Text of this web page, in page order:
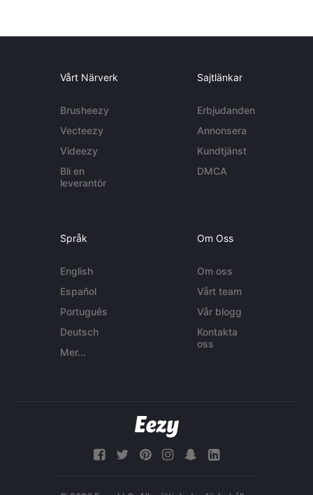
Vårt Närverk
Brusheezy
Vecteezy
Videezy
Bli en
leverantör
Sajtlänkar
Erbjudanden
Annonsera
Kundtjänst
DMCA
Språk
English
Español
Português
Deutsch
Mer...
Om Oss
Om oss
Vårt team
Vår blogg
Kontakta
oss